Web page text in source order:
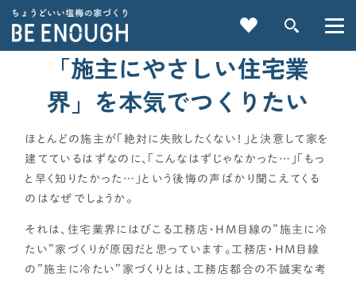
CATEGORY
カテゴリから探す
「施主にやさしい住宅業
界」を本気でつくりたい
ほとんどの施主が「絶対に失敗したくない！」と決意して家を
建てているはずなのに、「こんなはずじゃなかった…」「もっ
と早く知りたかった…」という後悔の声ばかり聞こえてくる
のはなぜでしょうか。
それは、住宅業界にはびこる工務店・HM目線の”施主に冷
たい”家づくりが原因だと思っています。工務店・HM目線
の”施主に冷たい”家づくりとは、工務店都合の不誠実な考